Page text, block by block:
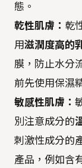
態。
乾性肌膚： 乾
用滋潤度高的
膜，防止水分
前先使用保濕
敏感性肌膚：
別注意成分的
刺激性成分的
產品，例如含